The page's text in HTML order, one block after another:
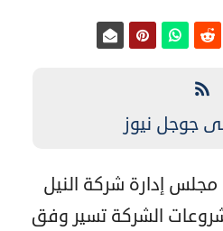
جوجل نيوز
إدارة شركة النيل
الشركة تسير وفق